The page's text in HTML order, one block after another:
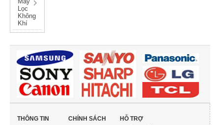
Lọc
Không
Khí
THÔNG TIN
CHÍNH SÁCH
HỖ TRỢ